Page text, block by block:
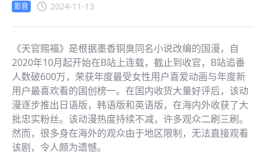
影音 2024-11-13
《天官赐福》是根据墨香铜臭同名小说改编的国漫，自
2020年10月起开始在B站上连载，截止到收官，B站追番
人数破600万，荣获年度最受女性用户喜爱动画与年度新
用户最喜欢看的国创榜一。在国内收货大量好评后，该动
漫逐步推出日语版，韩语版和英语版，在海内外收获了大
批忠实粉丝。该动漫热度持续不减，许多观众二刷三刷。
然而，很多身在海外的观众由于地区限制，无法直接观看
该剧，令人颇为遗憾。